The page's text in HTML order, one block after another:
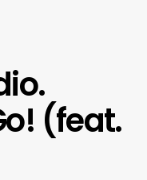
(feat.